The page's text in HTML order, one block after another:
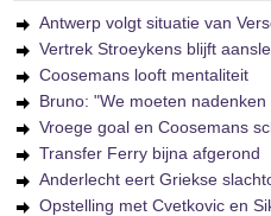
Antwerp volgt situatie van
Vertrek Stroeykens blijft
Coosemans looft mentaliteit
Bruno: "We moeten
Vroege goal en Coosemans
Transfer Ferry bijna afgerond
Anderlecht eert Griekse
Opstelling met Cvetkovic en